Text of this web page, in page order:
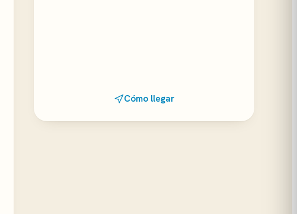
Cómo llegar